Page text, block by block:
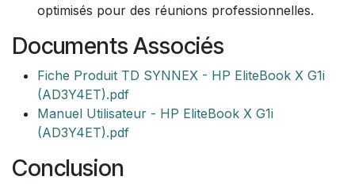
optimisés pour des réunions professionnelles.
Documents Associés
Fiche Produit TD SYNNEX - HP EliteBook X G1i
(AD3Y4ET).pdf
Manuel Utilisateur - HP EliteBook X G1i
(AD3Y4ET).pdf
Conclusion